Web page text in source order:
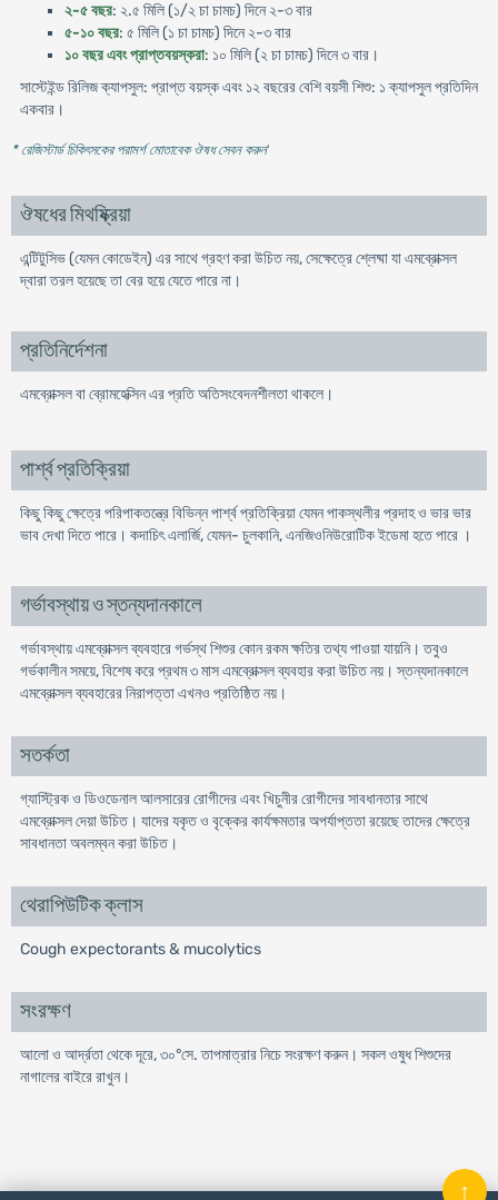
২-৫ বছর: ২.৫ মিলি (১/২ চা চামচ) দিনে ২-৩ বার
৫-১০ বছর: ৫ মিলি (১ চা চামচ) দিনে ২-৩ বার
১০ বছর এবং প্রাপ্তবয়স্করা: ১০ মিলি (২ চা চামচ) দিনে ৩ বার।
সাস্টেইন্ড রিলিজ ক্যাপসুল: প্রাপ্ত বয়স্ক এবং ১২ বছরের বেশি বয়সী শিশু: ১ ক্যাপসুল প্রতিদিন
একবার।
* রেজিস্টার্ড চিকিৎসকের পরামর্শ মোতাবেক ঔষধ সেবন করুন'
ঔষধের মিথষ্ক্রিয়া
এন্টিটুসিভ (যেমন কোডেইন) এর সাথে গ্রহণ করা উচিত নয়, সেক্ষেত্রে শ্লেষ্মা যা এমব্রোক্সল
দ্বারা তরল হয়েছে তা বের হয়ে যেতে পারে না।
প্রতিনির্দেশনা
এমব্রোক্সল বা ব্রোমহেক্সিন এর প্রতি অতিসংবেদনশীলতা থাকলে।
পার্শ্ব প্রতিক্রিয়া
কিছু কিছু ক্ষেত্রে পরিপাকতন্ত্রে বিভিন্ন পার্শ্ব প্রতিক্রিয়া যেমন পাকস্থলীর প্রদাহ ও ভার ভার
ভাব দেখা দিতে পারে। কদাচিৎ এলার্জি, যেমন- চুলকানি, এনজিওনিউরোটিক ইডেমা হতে পারে ।
গর্ভাবস্থায় ও স্তন্যদানকালে
গর্ভাবস্থায় এমব্রোক্সল ব্যবহারে গর্ভস্থ শিশুর কোন রকম ক্ষতির তথ্য পাওয়া যায়নি। তবুও
গর্ভকালীন সময়ে, বিশেষ করে প্রথম ৩ মাস এমব্রোক্সল ব্যবহার করা উচিত নয়। স্তন্যদানকালে
এমব্রোক্সল ব্যবহারের নিরাপত্তা এখনও প্রতিষ্ঠিত নয়।
সতর্কতা
গ্যাস্ট্রিক ও ডিওডেনাল আলসারের রোগীদের এবং খিচুনীর রোগীদের সাবধানতার সাথে
এমব্রোক্সল দেয়া উচিত। যাদের যকৃত ও বৃক্কের কার্যক্ষমতার অপর্যাপ্ততা রয়েছে তাদের ক্ষেত্রে
সাবধানতা অবলম্বন করা উচিত।
থেরাপিউটিক ক্লাস
Cough expectorants & mucolytics
সংরক্ষণ
আলো ও আর্দ্রতা থেকে দূরে, ৩০°সে. তাপমাত্রার নিচে সংরক্ষণ করুন। সকল ওষুধ শিশুদের
নাগালের বাইরে রাখুন।
↑